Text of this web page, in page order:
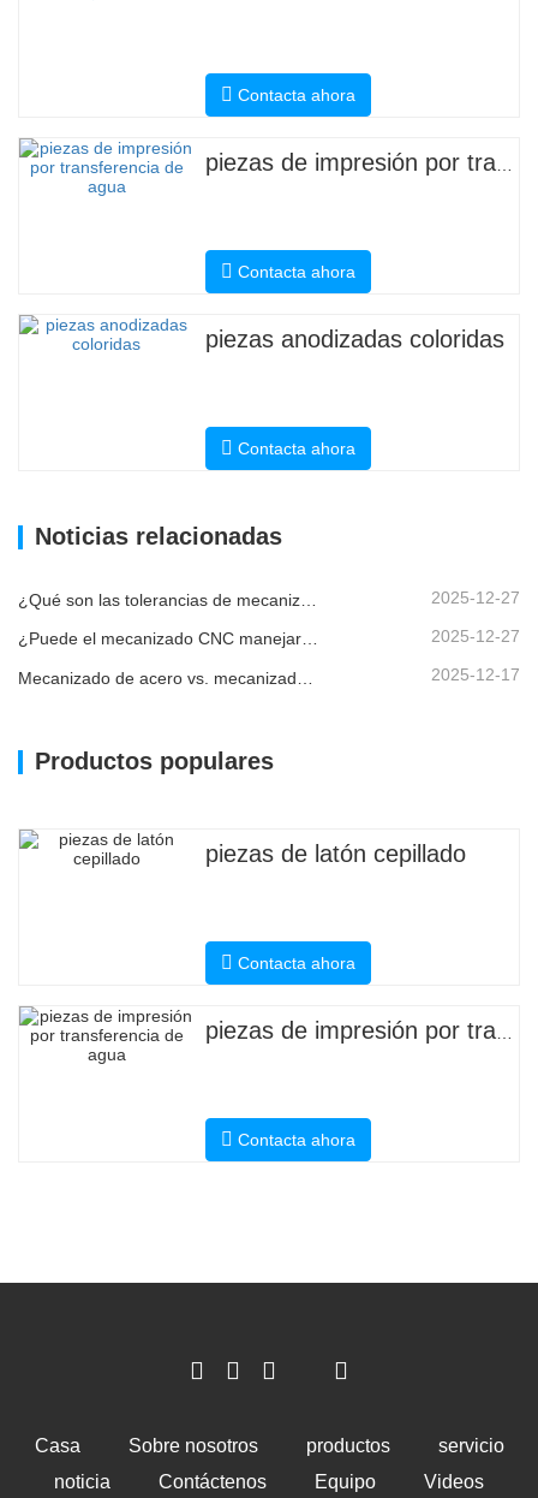
Contacta ahora
Contacta ahora
piezas anodizadas coloridas
Contacta ahora
Noticias relacionadas
2025-12-27
¿Puede el mecanizado CNC manejar piezas metálicas personalizadas? 2025-12-27
2025-12-17
Productos populares
piezas de latón cepillado
Contacta ahora
Contacta ahora
Casa Sobre nosotros productos
servicio
noticia
Contáctenos Equipo Videos